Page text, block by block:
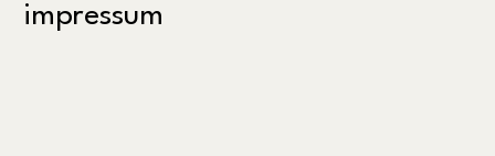
impressum